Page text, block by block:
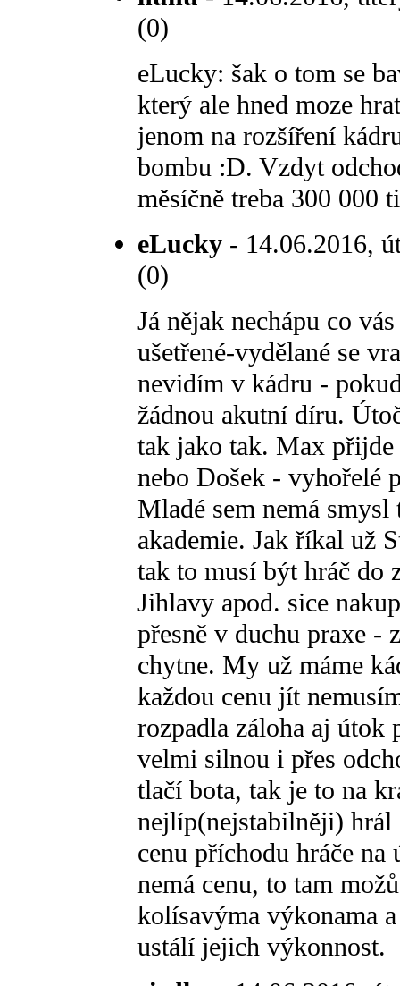
(0)
eLucky: šak o tom se
který ale hned moze
jenom na rozšíření
bombu :D. Vzdyt
měsíčně treba 300 000
eLucky - 14.06.2016,
(0)
Já nějak nechápu co
ušetřené-vydělané se
nevidím v kádru -
žádnou akutní díru.
tak jako tak. Max přijde
nebo Došek - vyhořelé
Mladé sem nemá
akademie. Jak říkal už
tak to musí být hráč do
Jihlavy apod. sice
přesně v duchu praxe -
chytne. My už máme
každou cenu jít
rozpadla záloha aj útok
velmi silnou i přes
tlačí bota, tak je to na
nejlíp(nejstabilněji)
cenu příchodu hráče
nemá cenu, to tam
kolísavýma výkonama
ustálí jejich výkonnost.